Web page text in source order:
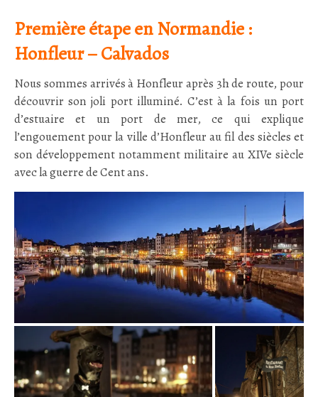
Première étape en Normandie :
Honfleur – Calvados
Nous sommes arrivés à Honfleur après 3h de route, pour
découvrir son joli port illuminé. C’est à la fois un port
d’estuaire et un port de mer, ce qui explique
l’engouement pour la ville d’Honfleur au fil des siècles et
son développement notamment militaire au XIVe siècle
avec la guerre de Cent ans.